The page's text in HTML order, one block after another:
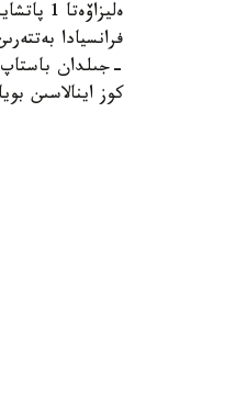
-جىلدان باستاپ
كوز اينالاسىن